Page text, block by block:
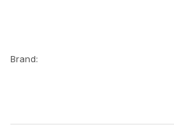
Brand: